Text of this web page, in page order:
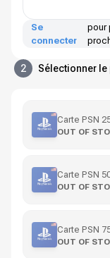
Se
connecter
pour
2 Sélectionner
Carte PSN
OUT OF
Carte PSN
OUT OF
Carte PSN
OUT OF